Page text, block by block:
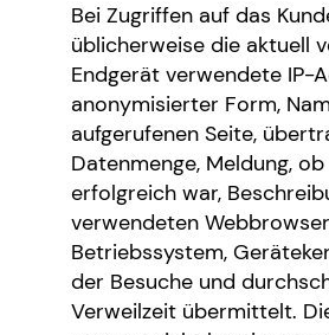
Bei Zugriffen auf das
üblicherweise die aktuell
Endgerät verwendete IP-
anonymisierter Form,
aufgerufenen Seite,
Datenmenge, Meldung,
erfolgreich war,
verwendeten
Betriebssystem,
der Besuche und
Verweilzeit übermittelt.